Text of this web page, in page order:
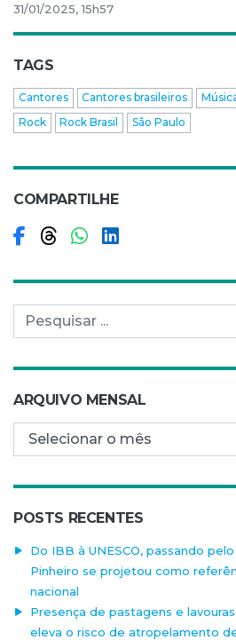
31/01/2025, 15h57
TAGS
Cantores Cantores brasileiros
Rock
Rock Brasil São Paulo
COMPARTILHE
Compartilhar no
Compartilhar no
Compartilhar
Pesquisar por:
ARQUIVO MENSAL
Arquivo mensal
POSTS RECENTES
Do IBB à UNESCO, passando
Pinheiro se projetou como
nacional
Presença de pastagens e
eleva o risco de atropelamento